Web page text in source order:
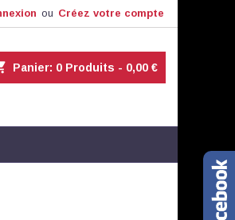
ou Créez votre compte
Panier: 0 Produits - 0,00 €